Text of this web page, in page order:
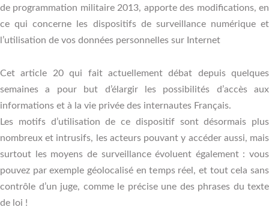
de programmation militaire 2013, apporte des modifications, en
ce qui concerne les dispositifs de surveillance numérique et
l’utilisation de vos données personnelles sur Internet
Cet article 20 qui fait actuellement débat depuis quelques
semaines a pour but d’élargir les possibilités d’accès aux
informations et à la vie privée des internautes Français.
Les motifs d’utilisation de ce dispositif sont désormais plus
nombreux et intrusifs, les acteurs pouvant y accéder aussi, mais
surtout les moyens de surveillance évoluent également : vous
pouvez par exemple géolocalisé en temps réel, et tout cela sans
contrôle d’un juge, comme le précise une des phrases du texte
de loi !